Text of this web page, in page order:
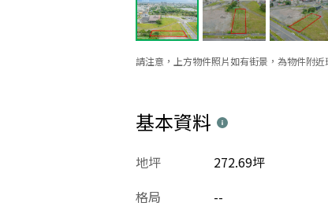
請注意，上方物件照片如有街景，為物件附近
基本資料
地坪 272.69坪
格局
--